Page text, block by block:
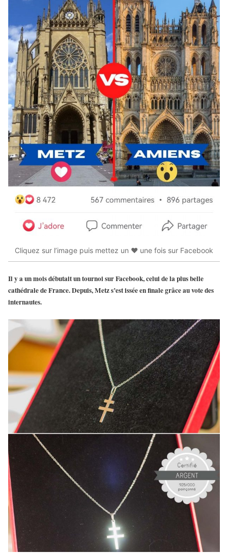
Cliquez sur l’image puis mettez un ❤️ une fois sur Facebook
Il y a un mois débutait un tournoi sur Facebook, celui dela plus belle
cathédrale de France. Depuis, Metz s’est issée en finale grâce au vote des
internautes.